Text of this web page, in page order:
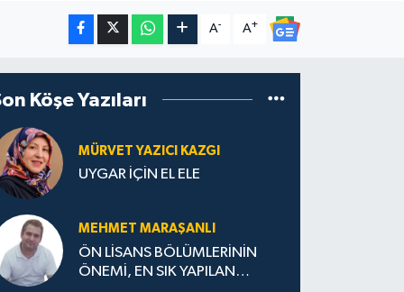
A- A+
Köşe Yazıları
MÜRVET YAZICI KAZGI
UYGAR İÇİN EL ELE
MEHMET MARAŞANLI
ÖN LİSANS BÖLÜMLERİNİN
ÖNEMİ, EN SIK YAPILAN